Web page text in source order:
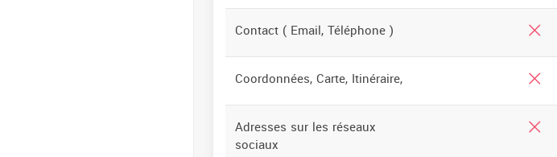
Contact ( Email, Téléphone )
Coordonnées, Carte, Itinéraire,
Adresses sur les réseaux
sociaux